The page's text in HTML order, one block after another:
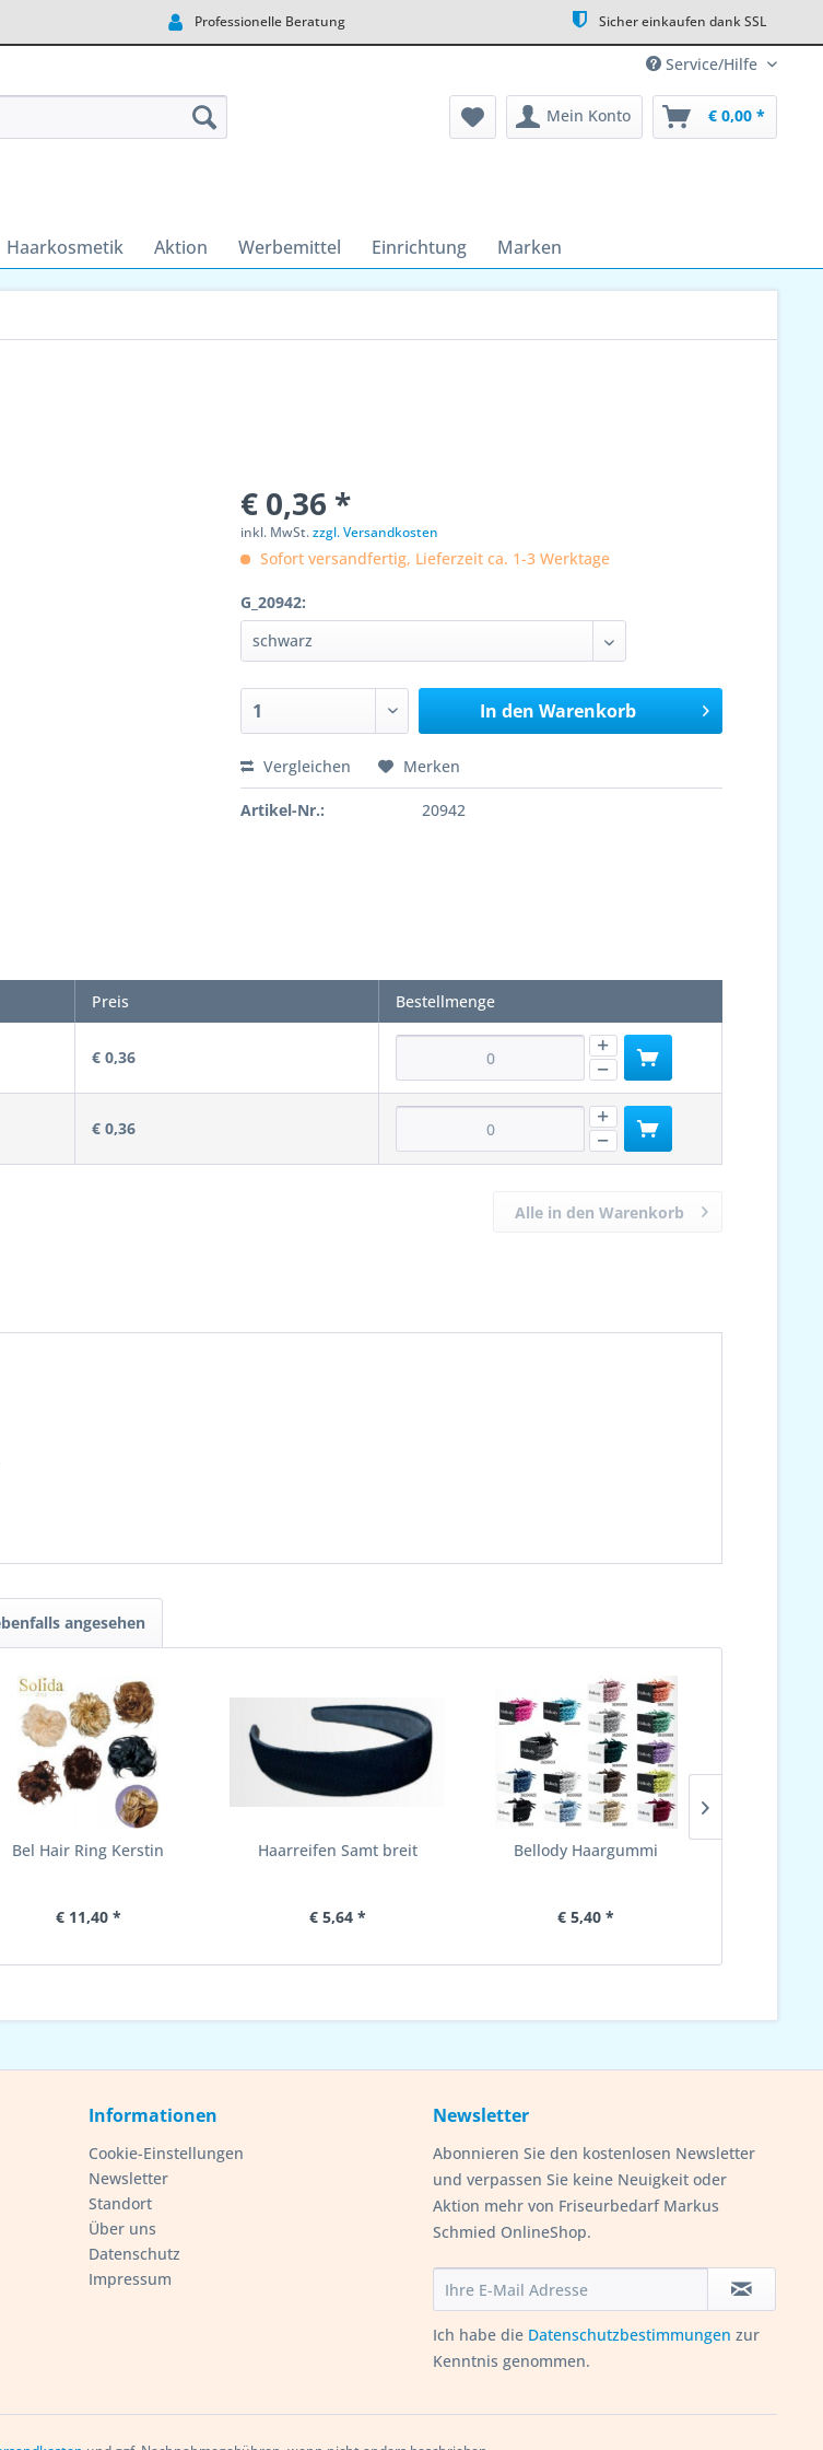
Professionelle Beratung Sicher einkaufen dank SSL
Service/Hilfe
Mein Konto € 0,00 *
Haarkosmetik Aktion Werbemittel Einrichtung Marken
€ 0,36 *
inkl. MwSt.zzgl. Versandkosten
Sofort versandfertig, Lieferzeit ca. 1-3 Werktage
G_20942:
In den Warenkorb
Vergleichen Merken
Artikel-Nr.: 20942
Preis Bestellmenge
€ 0,36
€ 0,36
Alle in den Warenkorb
angesehen
Bel Hair Ring Kerstin
€ 11,40 *
Haarreifen Samt breit
€ 5,64 *
Bellody Haargummi
€ 5,40 *
Informationen
Cookie-Einstellungen
Newsletter
Standort
Über uns
Datenschutz
Impressum
Newsletter
Abonnieren Sie den kostenlosen Newsletter
und verpassen Sie keine Neuigkeit oder
Aktion mehr von Friseurbedarf Markus
Schmied OnlineShop.
Ich habe die Datenschutzbestimmungen zur
Kenntnis genommen.